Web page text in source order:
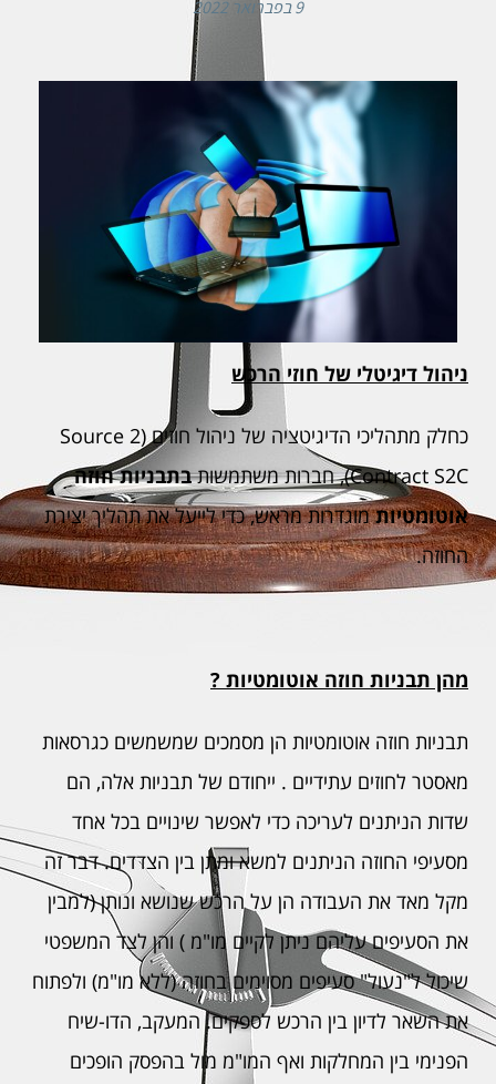
9 בפברואר 2022
ניהול דיגיטלי של חוזי הרכש
כחלק מתהליכי הדיגיטציה של ניהול חוזים (Source 2
Contract S2C), חברות משתמשות
בתבניות חוזה
אוטומטיותמוגדרות מראש, כדי לייעל את תהליך יצירת
החוזה.
מהן תבניות חוזה אוטומטיות ?
תבניות חוזה אוטומטיות הן מסמכים שמשמשים כגרסאות
מאסטר לחוזים עתידיים . ייחודם של תבניות אלה, הם
שדות הניתנים לעריכה כדי לאפשר שינויים בכל אחד
מסעיפי החוזה הניתנים למשא ומתן בין הצדדים. דבר זה
מקל מאד את העבודה הן על הרכש שנושא ונותן (למבין
את הסעיפים עליהם ניתן לקיים מו"מ ) והן לצד המשפטי
שיכול ל"נעול" סעיפים מסוימים בחוזה (ללא מו"מ) ולפתוח
את השאר לדיון בין הרכש לספקים. המעקב, הדו-שיח
הפנימי בין המחלקות ואף המו"מ מול בהפסק הופכים